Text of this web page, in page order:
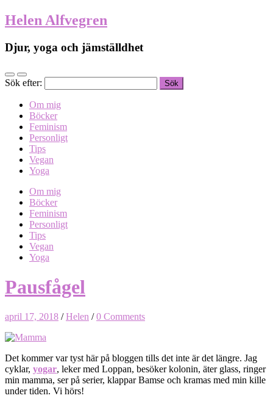
Helen Alfvegren
Djur, yoga och jämställdhet
Sök efter:
Om mig
Böcker
Feminism
Personligt
Tips
Vegan
Yoga
Om mig
Böcker
Feminism
Personligt
Tips
Vegan
Yoga
Pausfågel
april 17, 2018 /Helen /0 Comments
Det kommer var tyst här på bloggen tills det inte är det längre. Jag
cyklar, yogar, leker med Loppan, besöker kolonin, äter glass, ringer
min mamma, ser på serier, klappar Bamse och kramas med min kille
under tiden. Vi hörs!